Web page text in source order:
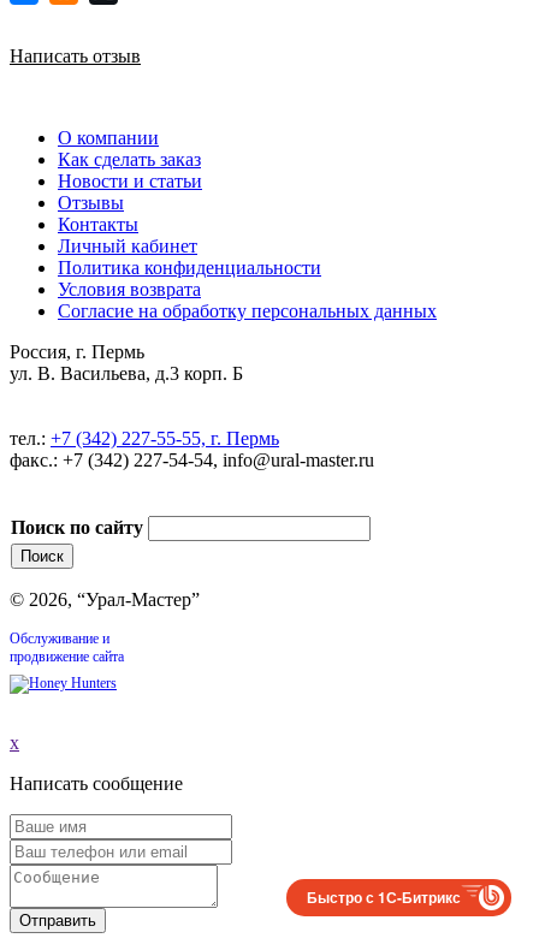
Написать отзыв
О компании
Как сделать заказ
Новости и статьи
Отзывы
Контакты
Личный кабинет
Политика конфиденциальности
Условия возврата
Согласие на обработку персональных данных
Россия, г. Пермь
ул. В. Васильева, д.3 корп. Б
тел.: +7 (342) 227-55-55, г. Пермь
факс.: +7 (342) 227-54-54, info@ural-master.ru
Поиск по сайту
© 2026, “Урал-Мастер”
Обслуживание и
продвижение сайта
x
Написать сообщение
Отправить
Быстро с 1С-Битрикс